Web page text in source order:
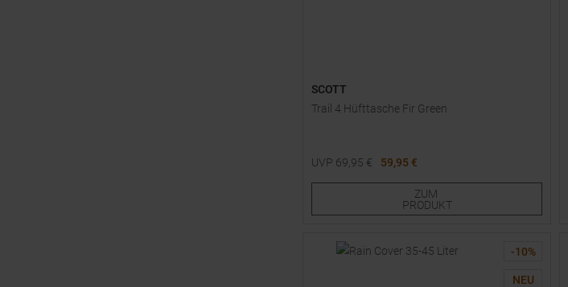
SCOTT
Trail 4 Hüfttasche Fir Green
UVP 69,95 €
59,95 €
ZUM
PRODUKT
-10%
NEU